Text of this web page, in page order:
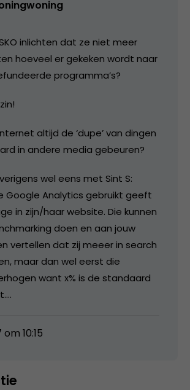
inlichten dat ze niet meer
hoeveel er gekeken wordt naar
programma’s?
altijd de ‘dupe’ van dingen
in andere media gebeuren?
wel eens met Sint S:
Google Analytics gebruikt geeft
in zijn/haar website. Die kunnen
doen en aan jouw
vertellen dat zij meeer in search
maar dan wel eerst die
want x% is de standaard
10:15